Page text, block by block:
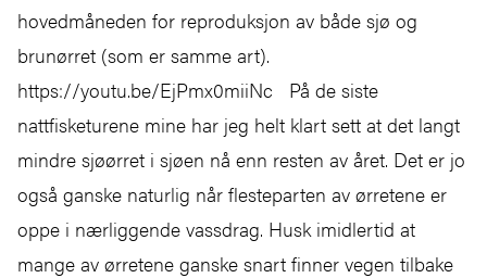
hovedmåneden for reproduksjon av både sjø og
brunørret (som er samme art).
https://youtu.be/EjPmx0miiNc På de siste
nattfisketurene mine har jeg helt klart sett at det langt
mindre sjøørret i sjøen nå enn resten av året. Det er jo
også ganske naturlig når flesteparten av ørretene er
oppe i nærliggende vassdrag. Husk imidlertid at
mange av ørretene ganske snart finner vegen tilbake